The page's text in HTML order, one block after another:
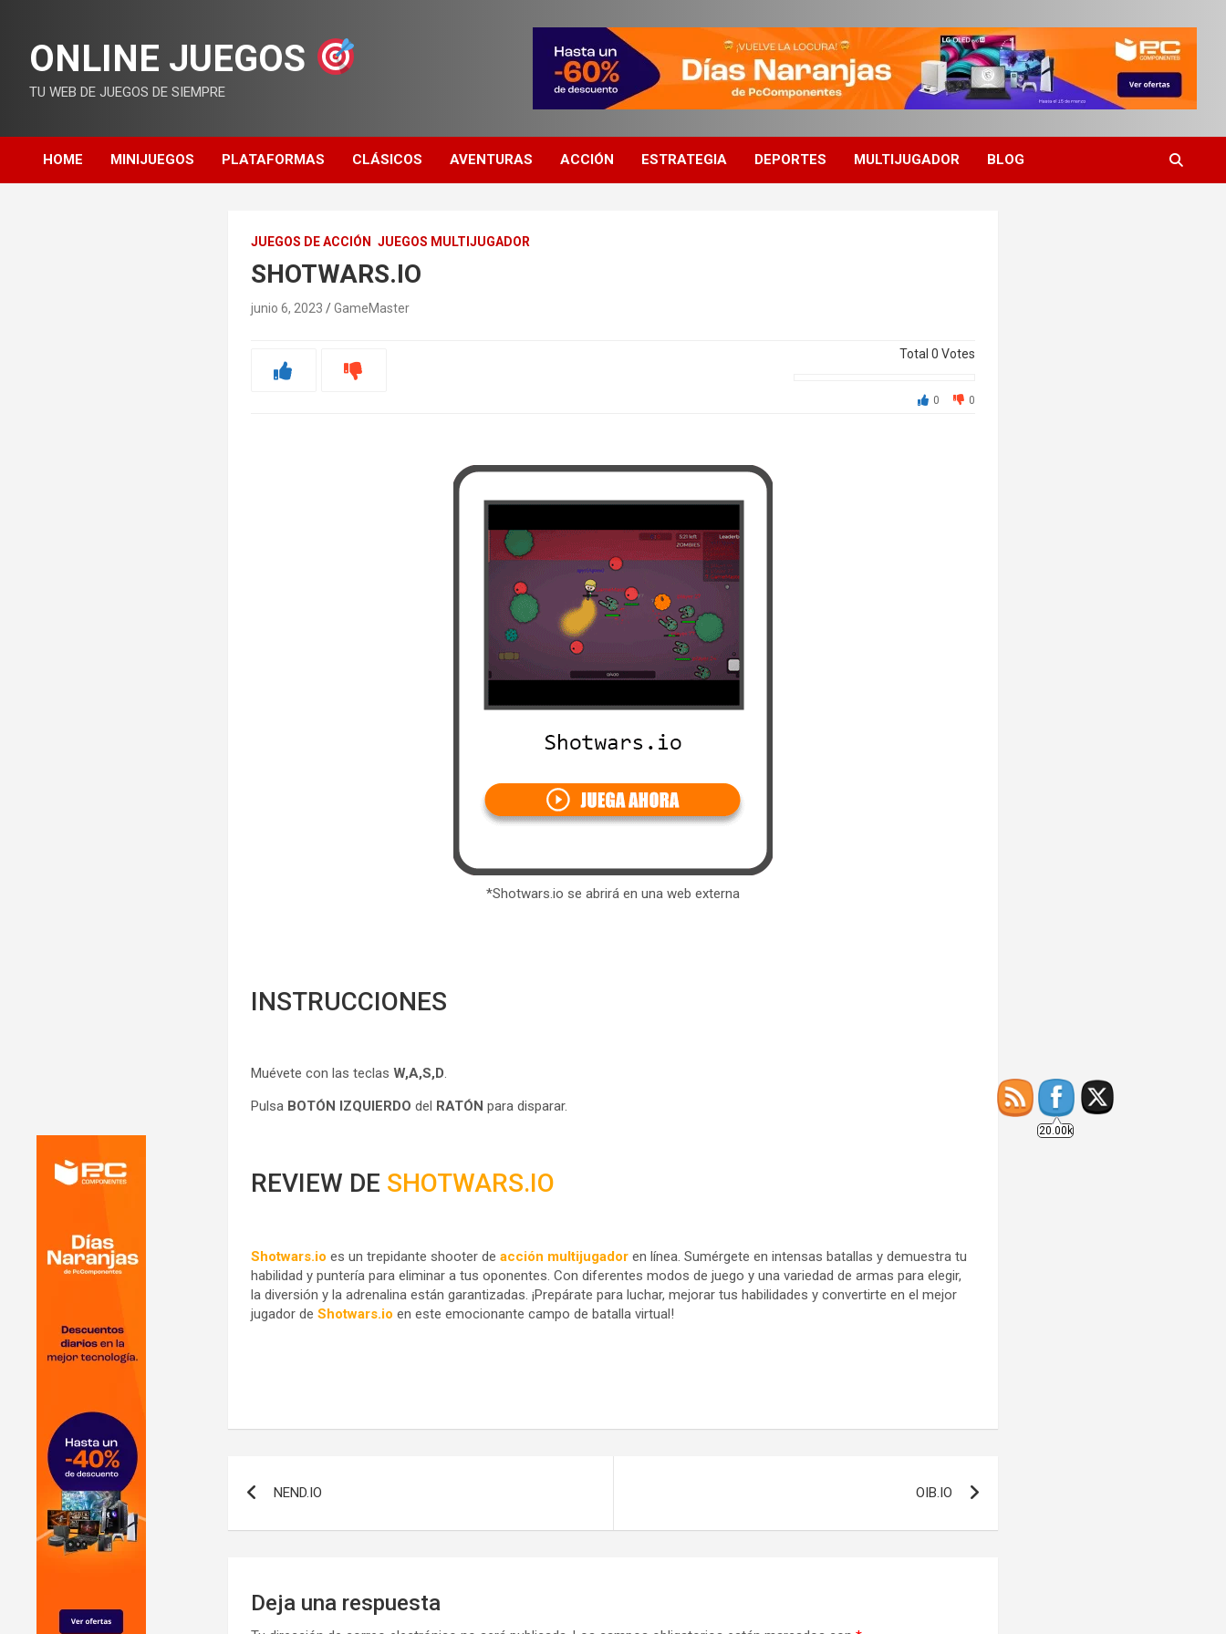
contenidoONLINE JUEGOS
TU WEB DE JUEGOS DE SIEMPRE
HOME MINIJUEGOS PLATAFORMAS CLÁSICOS AVENTURAS ACCIÓN ESTRATEGIA DEPORTES MULTIJUGADOR BLOG
JUEGOS DE ACCIÓN JUEGOS MULTIJUGADOR
SHOTWARS.IO
junio 6, 2023 GameMaster
Total 0 Votes
0
0
*Shotwars.io se abrirá en una web externa
INSTRUCCIONES
Muévete con las teclasW,A,S,D.
Pulsa BOTÓN IZQUIERDO del RATÓN para disparar.
REVIEW DE SHOTWARS.IO
Shotwars.io es un trepidante shooter deacción multijugador en línea. Sumérgete en intensas batallas y demuestra tu
habilidad y puntería para eliminar a tus oponentes. Con diferentes modos de juego y una variedad de armas para elegir,
la diversión y la adrenalina están garantizadas. ¡Prepárate para luchar, mejorar tus habilidades y convertirte en el mejor
jugador deShotwars.io en este emocionante campo de batalla virtual!
de
NEND.IO OIB.IO
Deja una respuesta